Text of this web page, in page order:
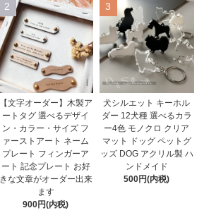
2
【文字オーダー】木製ア
ートタグ 選べるデザイ
ン・カラー・サイズ フ
ァーストアート ネーム
プレート フィンガーア
ート 記念プレート お好
きな文章がオーダー出来
ます
900円(内税)
3
犬シルエット キーホル
ダー 12犬種 選べるカラ
ー4色 モノクロ クリア
マット ドッグ ペットグ
ッズ DOG アクリル製 ハ
ンドメイド
500円(内税)